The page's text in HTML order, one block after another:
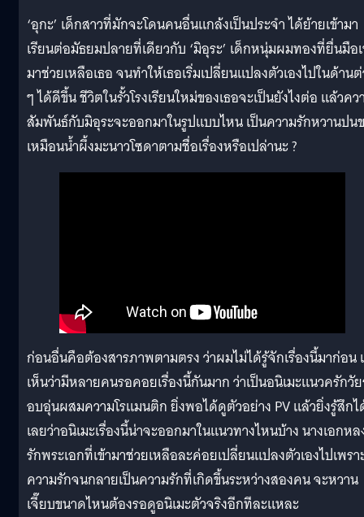
‘อุกะ’ เด็กสาวที่มักจะโดนคนอื่นแกล้งเป็นประจำ ได้ย้ายเข้ามา
เรียนต่อมัธยมปลายที่เดียวกับ ‘มิอุระ’ เด็กหนุ่มผมทองที่ยื่นมือ
มาช่วยเหลือเธอ จนทำให้เธอเริ่มเปลี่ยนแปลงตัวเองไปในด้าน
ๆ ได้ดีขึ้น ชีวิตในรั้วโรงเรียนใหม่ของเธอจะเป็นยังไงต่อ แล้วคว
สัมพันธ์กับมิอุระจะออกมาในรูปแบบไหน เป็นความรักหวานปน
เหมือนน้ำผึ้งมะนาวโซดาตามชื่อเรื่องหรือเปล่านะ ?
ก่อนอื่นคือต้องสารภาพตามตรง ว่าผมไม่ได้รู้จักเรื่องนี้มาก่อน
เห็นว่ามีหลายคนรอคอยเรื่องนี้กันมาก ว่าเป็นอนิเมะแนวครักวั
อบอุ่นผสมความโรแมนติก ยิ่งพอได้ดูตัวอย่าง PV แล้วยิ่งรู้สึก
เลยว่าอนิเมะเรื่องนี้น่าจะออกมาในแนวทางไหนบ้าง นางเอกห
รักพระเอกที่เข้ามาช่วยเหลือละค่อยเปลี่ยนแปลงตัวเองไปเพรา
ความรักจนกลายเป็นความรักที่เกิดขึ้นระหว่างสองคน จะหวาน
เจี๊ยบขนาดไหนต้องรอดูอนิเมะตัวจริงอีกทีละแหละ